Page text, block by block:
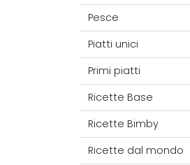
Pesce
Piatti unici
Primi piatti
Ricette Base
Ricette Bimby
Ricette dal mondo